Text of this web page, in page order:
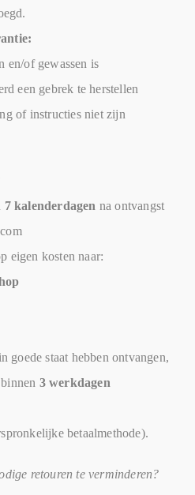
en/of gewassen is
een gebrek te herstellen
of instructies niet zijn
7 kalenderdagen na ontvangst
eigen kosten naar:
staat hebben ontvangen,
3 werkdagen
betaalmethode).
retouren te verminderen?